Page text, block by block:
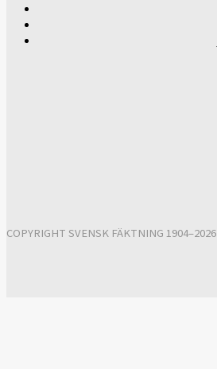
COPYRIGHT SVENSK FÄKTNING 1904–2026